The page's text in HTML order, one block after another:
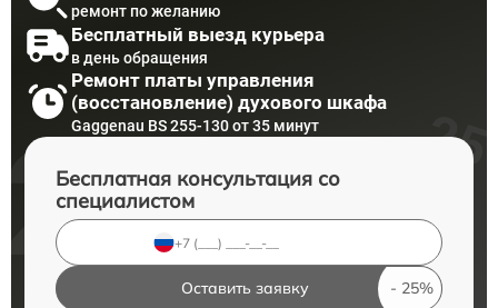
ремонт по желанию
Бесплатный выезд курьера
в день обращения
Ремонт платы управления
(восстановление) духового шкафа
Gaggenau BS 255-130 от 35 минут
Бесплатная консультация со
специалистом
Оставить заявку